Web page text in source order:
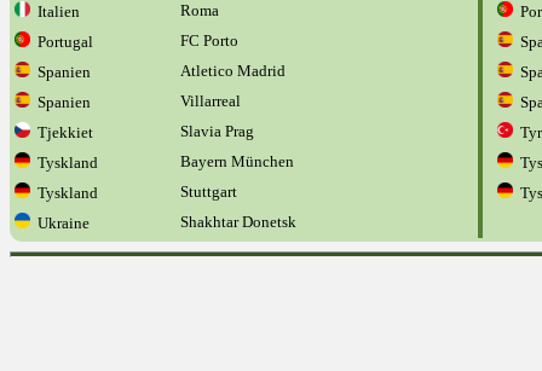
Italien
Roma
Portugal
FC Porto
Spanien
Atletico Madrid
Spanien
Villarreal
Tjekkiet
Slavia Prag
Tyskland
Bayern München
Tyskland
Stuttgart
Ukraine
Shakhtar Donetsk